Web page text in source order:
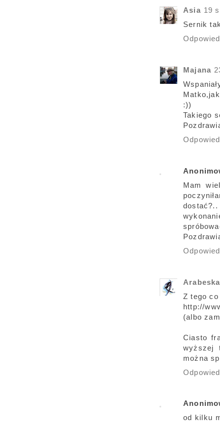
Asia 19
Sernik
Majana
:))
Takiego
Mam
dostać?..
Z tego
http://
(albo
Ciasto
wyższej
można
od kilku